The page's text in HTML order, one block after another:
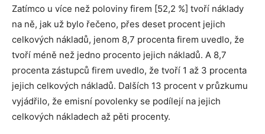
Zatímco u více než poloviny firem [52,2 %] tvoří náklady
na ně, jak už bylo řečeno, přes deset procent jejich
celkových nákladů, jenom 8,7 procenta firem uvedlo, že
tvoří méně než jedno procento jejich nákladů. A 8,7
procenta zástupců firem uvedlo, že tvoří 1 až 3 procenta
jejich celkových nákladů. Dalších 13 procent v průzkumu
vyjádřilo, že emisní povolenky se podílejí na jejich
celkových nákladech až pěti procenty.